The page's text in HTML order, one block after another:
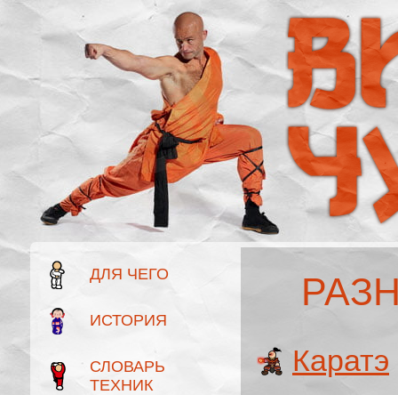
ДЛЯ ЧЕГО
ИСТОРИЯ
СЛОВАРЬ
ТЕХНИК
Каратэ